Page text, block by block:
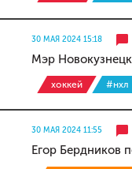
30 МАЯ 2024 15:18
Мэр
хоккей #нхл
30 МАЯ 2024 11:55
Егор Бердников